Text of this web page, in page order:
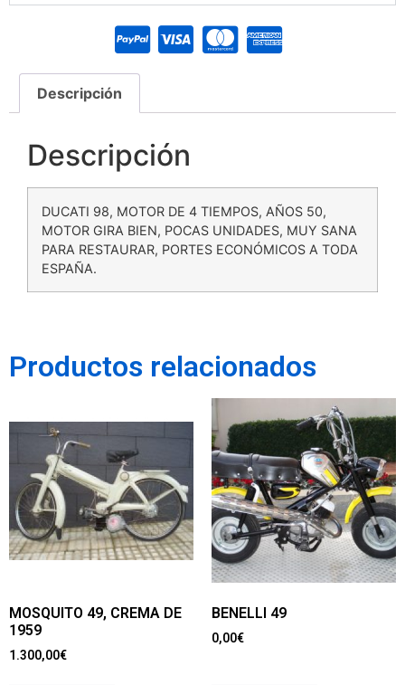
Descripción
Descripción
DUCATI 98, MOTOR DE 4 TIEMPOS, AÑOS 50,
MOTOR GIRA BIEN, POCAS UNIDADES, MUY SANA
PARA RESTAURAR, PORTES ECONÓMICOS A TODA
ESPAÑA.
Productos relacionados
MOSQUITO 49, CREMA DE
1959
1.300,00€
BENELLI 49
0,00€